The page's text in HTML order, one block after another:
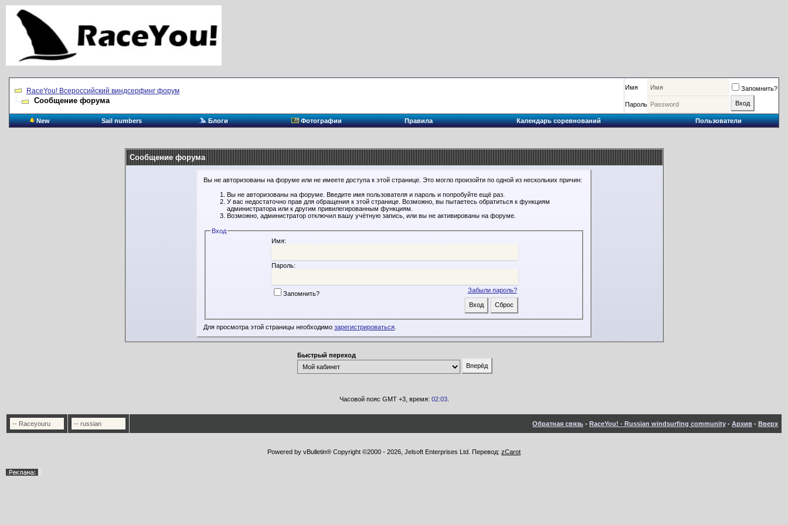
RaceYou! Всероссийский виндсерфинг форум
Сообщение форума
Имя Запомнить?
Пароль
New Sail numbers Блоги Фотографии Правила Календарь соревнований Пользователи
Сообщение форума
Вы не авторизованы на форуме или не имеете доступа к этой странице. Это могло произойти по одной из нескольких причин:
Вы не авторизованы на форуме. Введите имя пользователя и пароль и попробуйте ещё раз.
У вас недостаточно прав для обращения к этой странице. Возможно, вы пытаетесь обратиться к функциям
администратора или к другим привилегированным функциям.
Возможно, администратор отключил вашу учётную запись, или вы не активированы на форуме.
Вход
Имя:
Пароль:
Забыли пароль?
Запомнить?
Для просмотра этой страницы необходимо зарегистрироваться
Быстрый переход
Часовой пояс GMT +3, время: 02:03.
Обратная связь - RaceYou! - Russian windsurfing community - Архив - Вверх
Powered by vBulletin® Copyright ©2000 - 2026, Jelsoft Enterprises Ltd. Перевод: zCarot